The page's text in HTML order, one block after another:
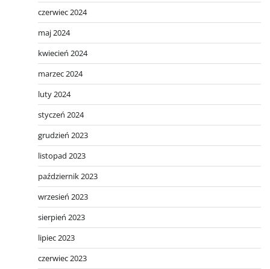
czerwiec 2024
maj 2024
kwiecień 2024
marzec 2024
luty 2024
styczeń 2024
grudzień 2023
listopad 2023
październik 2023
wrzesień 2023
sierpień 2023
lipiec 2023
czerwiec 2023